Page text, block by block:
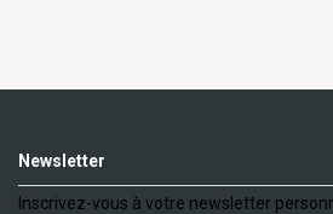
Newsletter
Inscrivez-vous à votre newsletter